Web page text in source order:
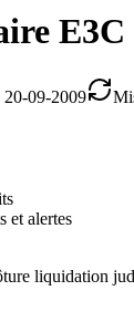
E3C
20-09-2009
et alertes
liquidation